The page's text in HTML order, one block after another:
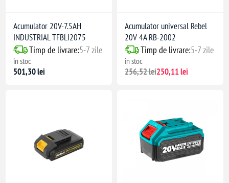
Acumulator 20V-7.5AH
INDUSTRIAL TFBLI2075
Timp de livrare:5-7 zile
în stoc
501,30 lei
Acumulator universal Rebel
20V 4A RB-2002
Timp de livrare:5-7 zile
în stoc
256,52 lei250,11 lei